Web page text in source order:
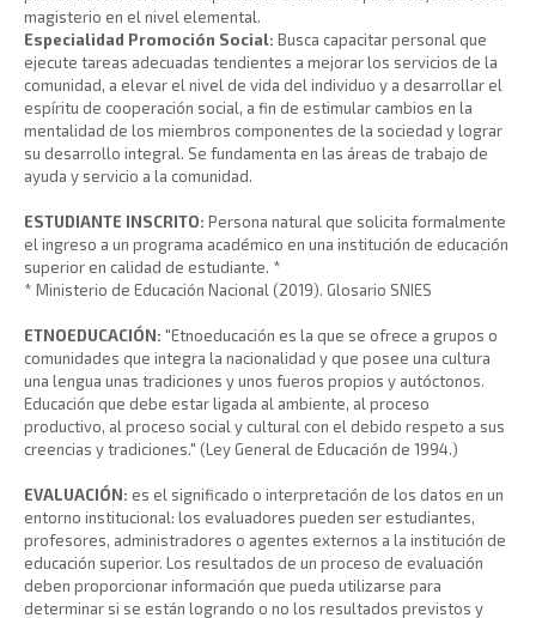
magisterio en el nivel elemental.
Especialidad Promoción Social: Busca capacitar personal que
ejecute tareas adecuadas tendientes a mejorar los servicios de la
comunidad, a elevar el nivel de vida del individuo y a desarrollar el
espíritu de cooperación social, a fin de estimular cambios en la
mentalidad de los miembros componentes de la sociedad y lograr
su desarrollo integral. Se fundamenta en las áreas de trabajo de
ayuda y servicio a la comunidad.
ESTUDIANTE INSCRITO: Persona natural que solicita formalmente
el ingreso a un programa académico en una institución de educación
superior en calidad de estudiante. *
* Ministerio de Educación Nacional (2019). Glosario SNIES
ETNOEDUCACIÓN: "Etnoeducación es la que se ofrece a grupos o
comunidades que integra la nacionalidad y que posee una cultura
una lengua unas tradiciones y unos fueros propios y autóctonos.
Educación que debe estar ligada al ambiente, al proceso
productivo, al proceso social y cultural con el debido respeto a sus
creencias y tradiciones." (Ley General de Educación de 1994.)
EVALUACIÓN: es el significado o interpretación de los datos en un
entorno institucional: los evaluadores pueden ser estudiantes,
profesores, administradores o agentes externos a la institución de
educación superior. Los resultados de un proceso de evaluación
deben proporcionar información que pueda utilizarse para
determinar si se están logrando o no los resultados previstos y